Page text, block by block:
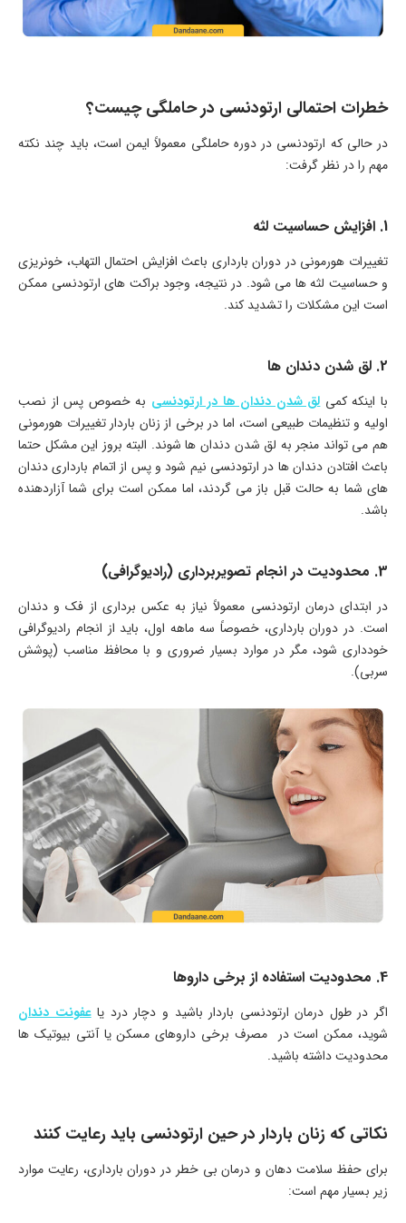
خطرات احتمالی ارتودنسی در حاملگی چیست؟
در حالی که ارتودنسی در دوره حاملگی معمولاً ایمن است، باید چند نکته
مهم را در نظر گرفت:
1. افزایش حساسیت لثه
تغییرات هورمونی در دوران بارداری باعث افزایش احتمال التهاب، خونریزی
و حساسیت لثه ها می ‌شود. در نتیجه، وجود براکت ‌های ارتودنسی ممکن
است این مشکلات را تشدید کند.
2. لق شدن دندان ها
با اینکه کمیلق شدن دندان ها در ارتودنسی به خصوص پس از نصب
اولیه و تنظیمات طبیعی است، اما در برخی از زنان باردار تغییرات هورمونی
هم می تواند منجر به لق شدن دندان ها شوند. البته بروز این مشکل حتما
باعث افتادن دندان ها در ارتودنسی نیم شود و پس از اتمام بارداری دندان
های شما به حالت قبل باز می گردند، اما ممکن است برای شما آزاردهنده
باشد.
3. محدودیت در انجام تصویربرداری (رادیوگرافی)
در ابتدای درمان ارتودنسی معمولاً نیاز به عکس‌ برداری از فک و دندان
است. در دوران بارداری، خصوصاً سه‌ ماهه اول، باید از انجام رادیوگرافی
خودداری شود، مگر در موارد بسیار ضروری و با محافظ مناسب (پوشش
سربی).
4. محدودیت استفاده از برخی داروها
اگر در طول درمان ارتودنسی باردار باشید و دچار درد یاعفونت دندان
شوید، ممکن است در مصرف برخی داروهای مسکن یا آنتی‌ بیوتیک ‌ها
محدودیت داشته باشید.
نکاتی که زنان باردار در حین ارتودنسی باید رعایت کنند
برای حفظ سلامت دهان و درمان بی ‌خطر در دوران بارداری، رعایت موارد
زیر بسیار مهم است: